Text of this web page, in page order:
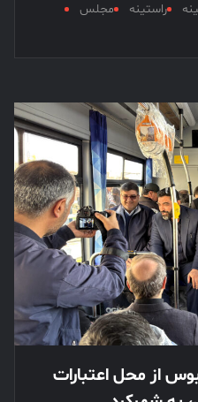
راستینه
مجلس
اتوبوس از محل اعتبارات